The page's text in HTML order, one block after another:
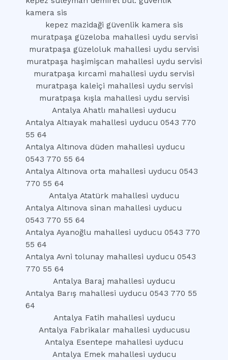
kamera sis
kepez mazidaği güvenlik kamera sis
muratpaşa güzeloba mahallesi uydu servisi
muratpaşa güzeloluk mahallesi uydu servisi
muratpaşa haşimişcan mahallesi uydu servisi
muratpaşa kırcami mahallesi uydu servisi
muratpaşa kaleiçi mahallesi uydu servisi
muratpaşa kışla mahallesi uydu servisi
Antalya Ahatlı mahallesi uyducu
Antalya Altıayak mahallesi uyducu 0543 770
55 64
Antalya Altınova düden mahallesi uyducu
0543 770 55 64
Antalya Altınova orta mahallesi uyducu 0543
770 55 64
Antalya Atatürk mahallesi uyducu
Antalya Altınova sinan mahallesi uyducu
0543 770 55 64
Antalya Ayanoğlu mahallesi uyducu 0543 770
55 64
Antalya Avni tolunay mahallesi uyducu 0543
770 55 64
Antalya Baraj mahallesi uyducu
Antalya Barış mahallesi uyducu 0543 770 55
64
Antalya Fatih mahallesi uyducu
Antalya Fabrikalar mahallesi uyducusu
Antalya Esentepe mahallesi uyducu
Antalya Emek mahallesi uyducu